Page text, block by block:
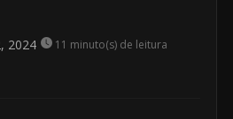
2024
11 minuto(s) de leitura